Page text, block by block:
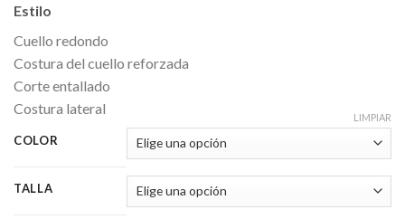
Estilo
Cuello redondo
Costura del cuello reforzada
Corte entallado
Costura lateral
COLOR
TALLA
LIMPIAR